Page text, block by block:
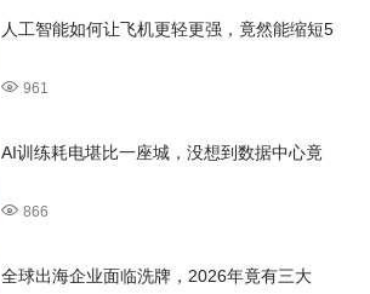
人工智能如何让飞机更轻更强，竟然能缩短5
961
AI训练耗电堪比一座城，没想到数据中心竟
866
全球出海企业面临洗牌，2026年竟有三大